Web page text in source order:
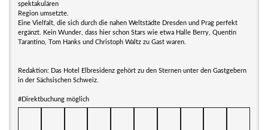
spektakulären
Region umsetzte.
Eine Vielfalt, die sich durch die nahen Weltstädte Dresden und Prag perfekt
ergänzt. Kein Wunder, dass hier schon Stars wie etwa Halle Berry, Quentin
Tarantino, Tom Hanks und Christoph Waltz zu Gast waren.
Redaktion: Das Hotel Elbresidenz gehört zu den Sternen unter den Gastgebern
in der Sächsischen Schweiz.
#Direktbuchung möglich